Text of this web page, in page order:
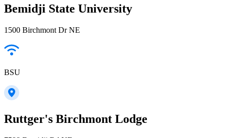
Bemidji State University
1500 Birchmont Dr NE
BSU
Ruttger's Birchmont Lodge